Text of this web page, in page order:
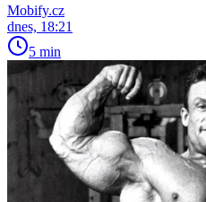
Mobify.cz
dnes, 18:21
5 min